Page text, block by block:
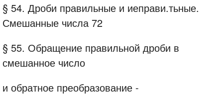
§ 54. Дроби правильные и иеправи.тьные.
Смешанные числа 72
§ 55. Обращение правильной дроби в
смешанное число
и обратное преобразование -